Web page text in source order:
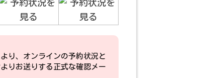
り、オンラインの予約状況と
りお送りする正式な確認メー